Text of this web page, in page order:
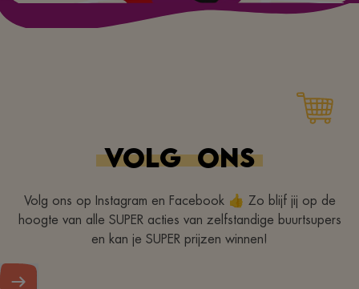
VOLG ONS
Volg ons op Instagram en Facebook 👍 Zo blijf jij op de
hoogte van alle SUPER acties van zelfstandige buurtsupers
en kan je SUPER prijzen winnen!